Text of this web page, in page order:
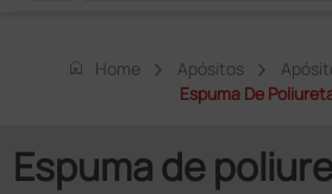
home Home Apósitos
Espuma De
Espuma de